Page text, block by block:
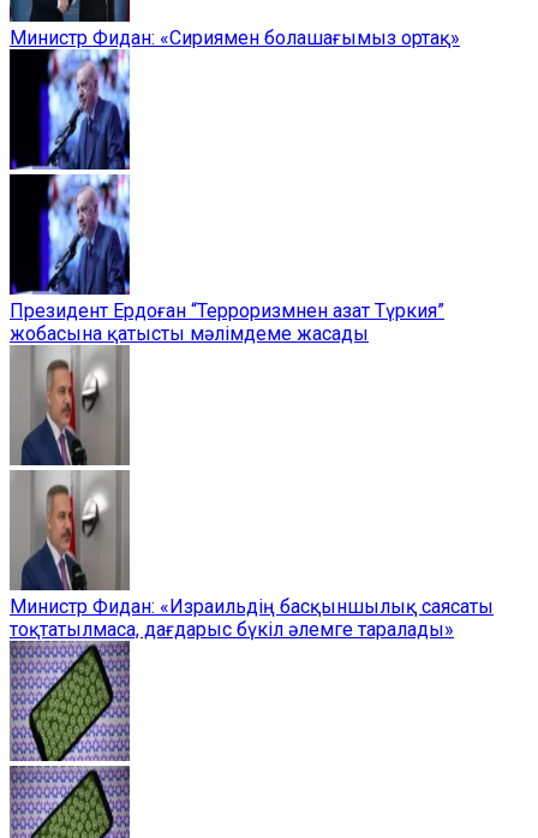
Министр Фидан: «Сириямен болашағымыз ортақ»
Президент Ердоған “Терроризмнен азат Түркия”
жобасына қатысты мәлімдеме жасады
Министр Фидан: «Израильдің басқыншылық саясаты
тоқтатылмаса, дағдарыс бүкіл әлемге таралады»